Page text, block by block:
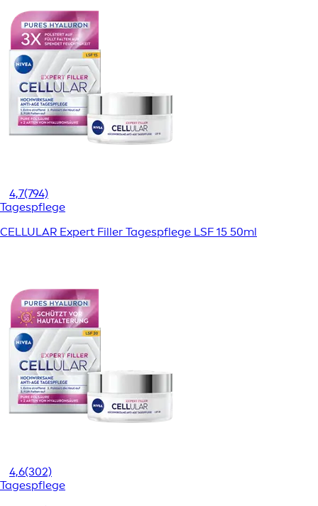
4,7(794)
Tagespflege
CELLULAR Expert Filler Tagespflege LSF 15 50ml
4,6(302)
Tagespflege